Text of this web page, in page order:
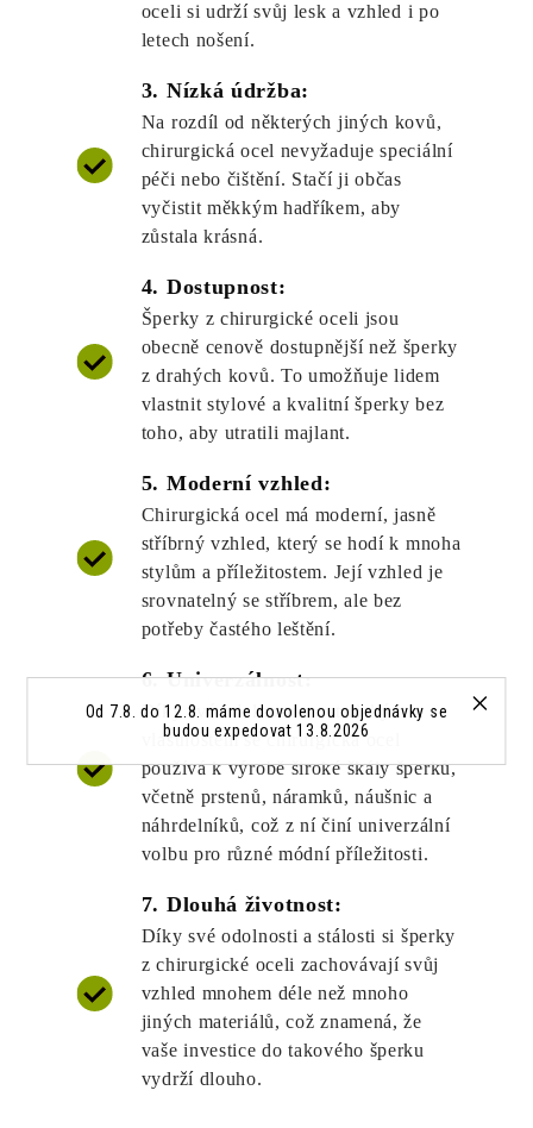
Od 7.8. do 12.8. máme dovolenou objednávky se
budou expedovat 13.8.2026
oceli si udrží svůj lesk a vzhled i po
letech nošení.
3. Nízká údržba:
Na rozdíl od některých jiných kovů,
chirurgická ocel nevyžaduje speciální
péči nebo čištění. Stačí ji občas
vyčistit měkkým hadříkem, aby
zůstala krásná.
4. Dostupnost:
Šperky z chirurgické oceli jsou
obecně cenově dostupnější než šperky
z drahých kovů. To umožňuje lidem
vlastnit stylové a kvalitní šperky bez
toho, aby utratili majlant.
5. Moderní vzhled:
Chirurgická ocel má moderní, jasně
stříbrný vzhled, který se hodí k mnoha
stylům a příležitostem. Její vzhled je
srovnatelný se stříbrem, ale bez
potřeby častého leštění.
6. Univerzálnost:
Díky své odolnosti a estetickým
vlastnostem se chirurgická ocel
používá k výrobě široké škály šperků,
včetně prstenů, náramků, náušnic a
náhrdelníků, což z ní činí univerzální
volbu pro různé módní příležitosti.
7. Dlouhá životnost:
Díky své odolnosti a stálosti si šperky
z chirurgické oceli zachovávají svůj
vzhled mnohem déle než mnoho
jiných materiálů, což znamená, že
vaše investice do takového šperku
vydrží dlouho.